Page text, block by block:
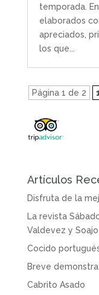
temporada.
elaborados
apreciados,
los que...
Página 1 de 2
Artículos
Disfruta de la
La revista
Valdevez y Soajo
Cocido
Breve
Cabrito Asado